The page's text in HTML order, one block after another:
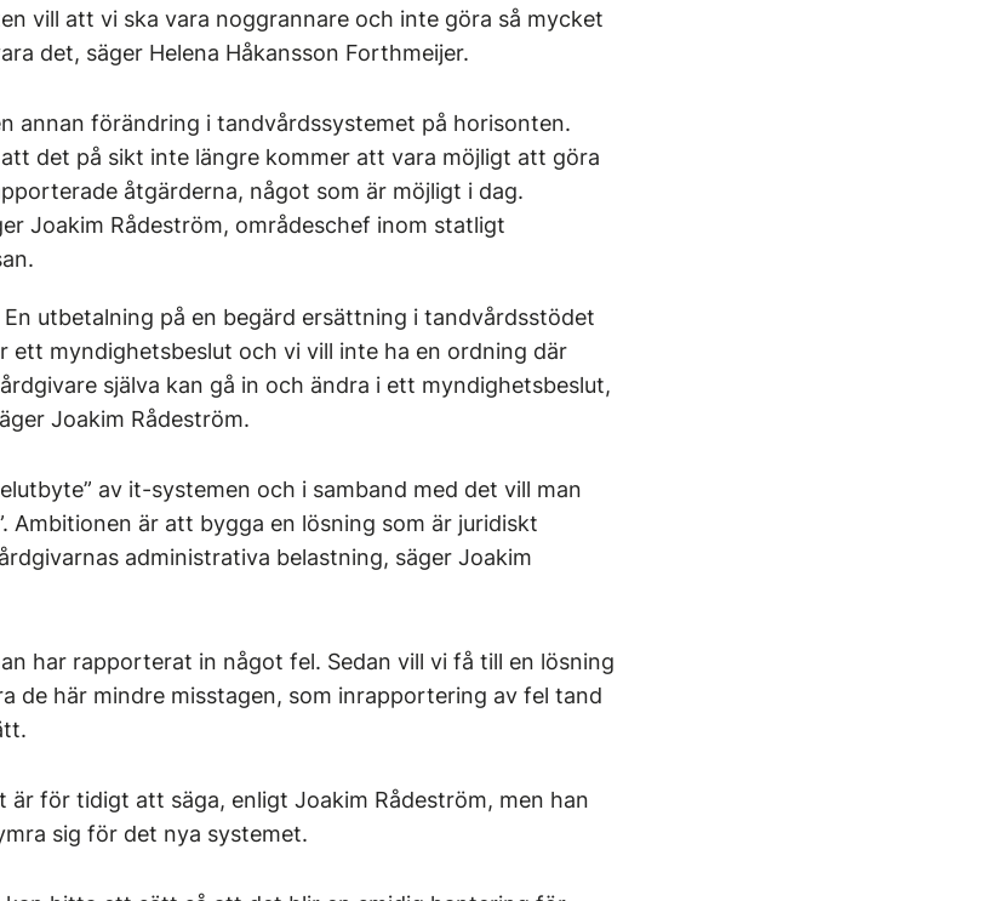
vill att vi ska vara noggrannare och inte göra så mycket
det, säger Helena Håkansson Forthmeijer.
annan förändring i tandvårdssystemet på horisonten.
det på sikt inte längre kommer att vara möjligt att göra
åtgärderna, något som är möjligt i dag.
Joakim Rådeström, områdeschef inom statligt
En utbetalning på en begärd ersättning i tandvårdsstödet
ett myndighetsbeslut och vi vill inte ha en ordning där
själva kan gå in och ändra i ett myndighetsbeslut,
Joakim Rådeström.
av it-systemen och i samband med det vill man
Ambitionen är att bygga en lösning som är juridiskt
administrativa belastning, säger Joakim
har rapporterat in något fel. Sedan vill vi få till en lösning
de här mindre misstagen, som inrapportering av fel tand
är för tidigt att säga, enligt Joakim Rådeström, men han
sig för det nya systemet.